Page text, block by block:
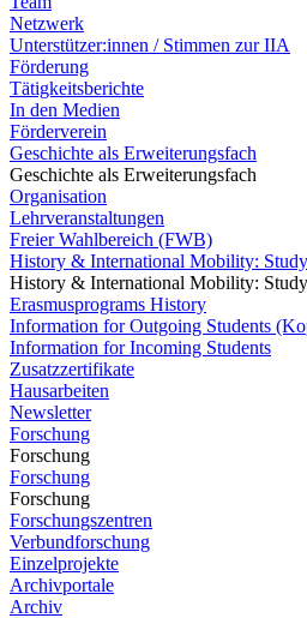
Netzwerk
Unterstützer:innen / Stimmen zur IIA
Förderung
Tätigkeitsberichte
In den Medien
Förderverein
Geschichte als Erweiterungsfach
Geschichte als Erweiterungsfach
Organisation
Lehrveranstaltungen
Freier Wahlbereich (FWB)
History & International Mobility:
History & International Mobility:
Erasmusprograms History
Information for Outgoing Students
Information for Incoming Students
Zusatzzertifikate
Hausarbeiten
Newsletter
Forschung
Forschung
Forschung
Forschung
Forschungszentren
Verbundforschung
Einzelprojekte
Archivportale
Archiv